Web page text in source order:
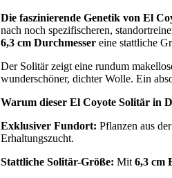
Die faszinierende Genetik von El
nach noch spezifischeren,
6,3 cm Durchmesser eine stattliche
Der Solitär zeigt eine rundum
wunderschöner, dichter Wolle. Ein
Warum dieser El Coyote Solitär in
Exklusiver Fundort: Pflanzen aus
Erhaltungszucht.
Stattliche Solitär-Größe: Mit 6,3 cm